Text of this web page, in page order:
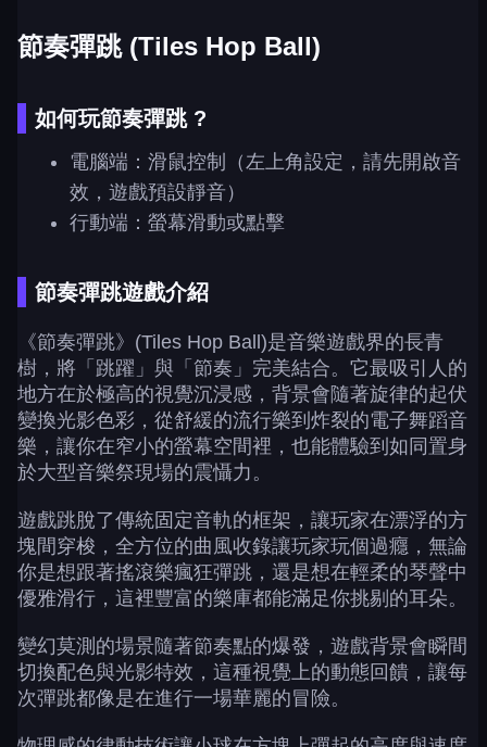
節奏彈跳 (Tiles Hop Ball)
如何玩節奏彈跳 ?
電腦端：滑鼠控制（左上角設定，請先開啟音
效，遊戲預設靜音）
行動端：螢幕滑動或點擊
節奏彈跳遊戲介紹
《節奏彈跳》(Tiles Hop Ball)是音樂遊戲界的長青
樹，將「跳躍」與「節奏」完美結合。它最吸引人的
地方在於極高的視覺沉浸感，背景會隨著旋律的起伏
變換光影色彩，從舒緩的流行樂到炸裂的電子舞蹈音
樂，讓你在窄小的螢幕空間裡，也能體驗到如同置身
於大型音樂祭現場的震懾力。
遊戲跳脫了傳統固定音軌的框架，讓玩家在漂浮的方
塊間穿梭，全方位的曲風收錄讓玩家玩個過癮，無論
你是想跟著搖滾樂瘋狂彈跳，還是想在輕柔的琴聲中
優雅滑行，這裡豐富的樂庫都能滿足你挑剔的耳朵。
變幻莫測的場景隨著節奏點的爆發，遊戲背景會瞬間
切換配色與光影特效，這種視覺上的動態回饋，讓每
次彈跳都像是在進行一場華麗的冒險。